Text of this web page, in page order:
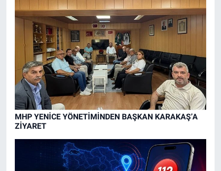
MHP YENİCE YÖNETİMİNDEN BAŞKAN KARAKAŞ’A
ZİYARET